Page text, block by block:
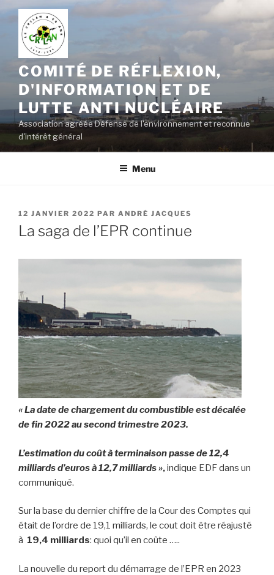
Aller
contenu
principal
COMITÉ DE RÉFLEXION,
D'INFORMATION ET DE
LUTTE ANTI NUCLÉAIRE
Association agréée Défense de l'environnement et reconnue
d'intérêt général
Menu
PUBLIÉ
LE
12 JANVIER 2022 PAR ANDRÉ JACQUES
La saga de l’EPR continue
« La date de chargement du combustible est décalée
de fin 2022 au second trimestre 2023.
L’estimation du coût à terminaison passe de 12,4
milliards d’euros à 12,7 milliards »,indique EDF dans un
communiqué.
Sur la base du dernier chiffre de la Cour des Comptes qui
était de l’ordre de 19,1 milliards, le cout doit être réajusté
à 19,4 milliards: quoi qu’il en coûte …..
La nouvelle du report du démarrage de l’EPR en 2023